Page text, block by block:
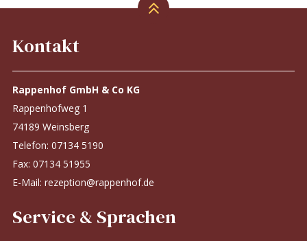
Kontakt
Rappenhof GmbH & Co KG
Rappenhofweg 1
74189 Weinsberg
Telefon:07134 5190
Fax: 07134 51955
E-Mail:rezeption@rappenhof.de
Service & Sprachen